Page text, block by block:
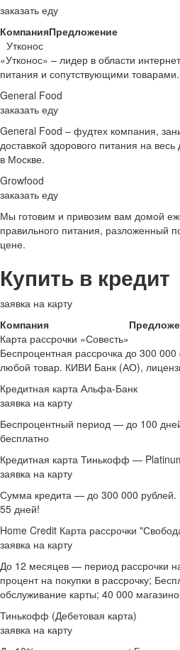
заказать еду
КомпанияПредложение
Утконос
«Утконос» – лидер в области
питания и сопутствующими товарами.
General Food
заказать еду
General Food – фудтех компания,
доставкой здорового питания на
в Москве.
Growfood
заказать еду
Мы готовим и привозим вам домой
правильного питания, разложенный
цене.
Купить в кредит
заявка на карту
Компания
Карта рассрочки «Совесть»
Беспроцентная рассрочка до 300
любой товар. КИВИ Банк (АО),
Кредитная карта Альфа-Банк
заявка на карту
Беспроцентный период — до 100
бесплатно
Кредитная карта Тинькофф —
заявка на карту
Сумма кредита — до 300 000
55 дней!
Home Credit Карта рассрочки
заявка на карту
До 12 месяцев — период рассрочки
процент на покупки в рассрочку;
обслуживание карты; 40 000
Тинькофф (Дебетовая карта)
заявка на карту